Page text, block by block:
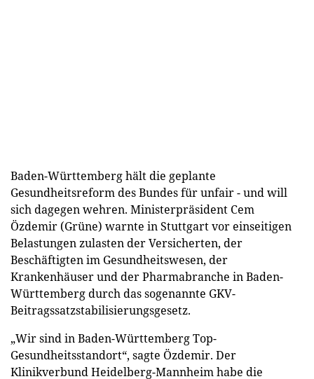
Baden-Württemberg hält die geplante
Gesundheitsreform des Bundes für unfair - und will
sich dagegen wehren. Ministerpräsident Cem
Özdemir (Grüne) warnte in Stuttgart vor einseitigen
Belastungen zulasten der Versicherten, der
Beschäftigten im Gesundheitswesen, der
Krankenhäuser und der Pharmabranche in Baden-
Württemberg durch das sogenannte GKV-
Beitragssatzstabilisierungsgesetz.
„Wir sind in Baden-Württemberg Top-
Gesundheitsstandort“, sagte Özdemir. Der
Klinikverbund Heidelberg-Mannheim habe die